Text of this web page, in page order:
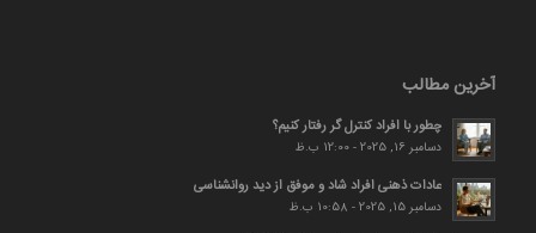
آخرین مطالب
چطور با افراد کنترل گر رفتار کنیم؟
دسامبر 16, 2025 - 12:00 ب.ظ
عادات ذهنی افراد شاد و موفق از دید روانشناسی
دسامبر 15, 2025 - 10:58 ب.ظ